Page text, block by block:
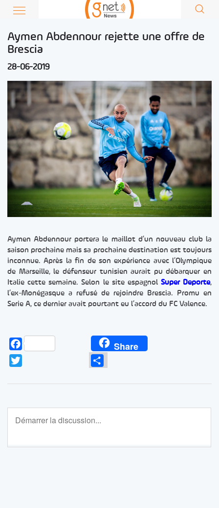
Aymen Abdennour rejette une offre de
Brescia
28-06-2019
Aymen Abdennour portera le maillot d’un nouveau club la
saison prochaine mais sa prochaine destination est toujours
inconnue. Après la fin de son expérience avec l’Olympique
de Marseille, le défenseur tunisien aurait pu débarquer en
Italie cette semaine. Selon le site espagnol Super Deporte,
l’ex-Monégasque a refusé de rejoindre Brescia. Promu en
Serie A, ce dernier avait pourtant eu l’accord du FC Valence.
Facebook Share
Partager